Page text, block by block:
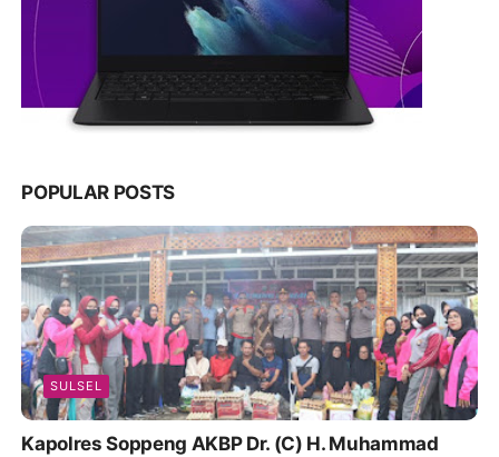
POPULAR POSTS
SULSEL
Kapolres Soppeng AKBP Dr. (C) H. Muhammad